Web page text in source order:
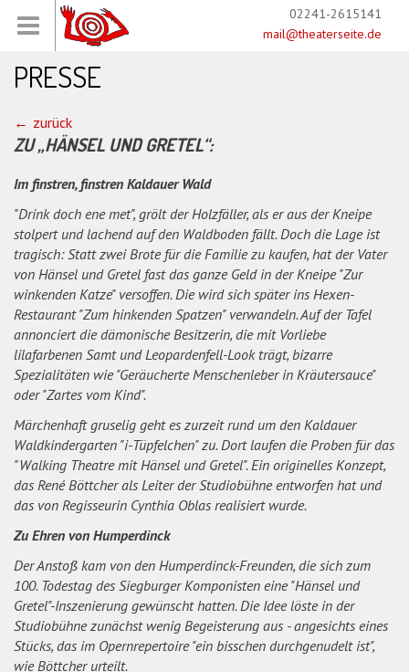
02241-2615141
mail@theaterseite.de
PRESSE
zurück
ZU „HÄNSEL UND GRETEL“:
Im finstren, finstren Kaldauer Wald
"Drink doch ene met", grölt der Holzfäller, als er aus der Kneipe
stolpert und lachend auf den Waldboden fällt. Doch die Lage ist
tragisch: Statt zwei Brote für die Familie zu kaufen, hat der Vater
von Hänsel und Gretel fast das ganze Geld in der Kneipe "Zur
winkenden Katze" versoffen. Die wird sich später ins Hexen-
Restaurant "Zum hinkenden Spatzen" verwandeln. Auf der Tafel
annonciert die dämonische Besitzerin, die mit Vorliebe
lilafarbenen Samt und Leopardenfell-Look trägt, bizarre
Spezialitäten wie "Geräucherte Menschenleber in Kräutersauce"
oder "Zartes vom Kind".
Märchenhaft gruselig geht es zurzeit rund um den Kaldauer
Waldkindergarten "i-Tüpfelchen" zu. Dort laufen die Proben für das
"Walking Theatre mit Hänsel und Gretel". Ein originelles Konzept,
das René Böttcher als Leiter der Studiobühne entworfen hat und
das von Regisseurin Cynthia Oblas realisiert wurde.
Zu Ehren von Humperdinck
Der Anstoß kam von den Humperdinck-Freunden, die sich zum
100. Todestag des Siegburger Komponisten eine "Hänsel und
Gretel"-Inszenierung gewünscht hatten. Die Idee löste in der
Studiobühne zunächst wenig Begeisterung aus - angesichts eines
Stücks, das im Opernrepertoire "ein bisschen durchgenudelt ist",
wie Böttcher urteilt.